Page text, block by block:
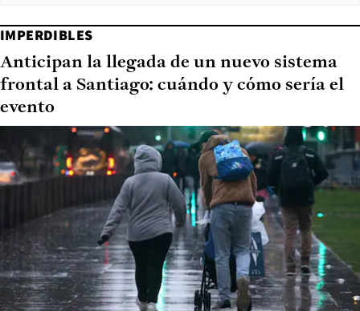
IMPERDIBLES
Anticipan la llegada de un nuevo sistema
frontal a Santiago: cuándo y cómo sería el
evento